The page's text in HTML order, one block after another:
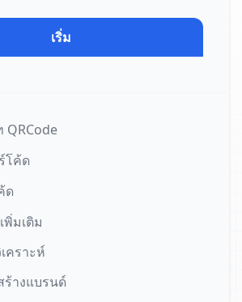
เริ่ม
QRCode
โค้ด
ด
พิ่มเติม
คราะห์
างแบรนด์